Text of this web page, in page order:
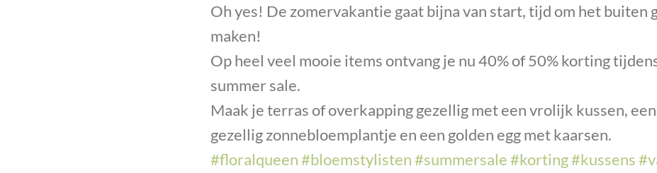
Oh yes! De zomervakantie gaat bijna van start, tijd om het buiten
maken!
Op heel veel mooie items ontvang je nu 40% of 50% korting
summer sale.
Maak je terras of overkapping gezellig met een vrolijk kussen,
gezellig zonnebloemplantje en een golden egg met kaarsen.
#floralqueen#bloemstylisten#summersale#korting#kussens